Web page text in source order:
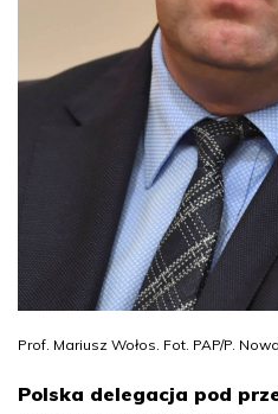
Prof. Mariusz Wołos. Fot. PAP/P.
Polska delegacja pod